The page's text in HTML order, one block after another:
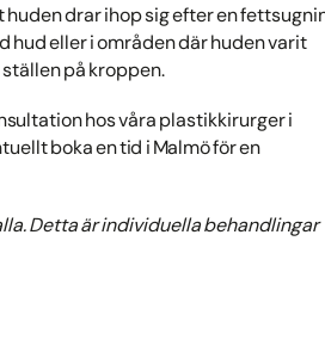
drar ihop sig efter en
eller i områden där huden varit
på kroppen.
hos våra plastikkirurger i
boka en tid i Malmö för en
Detta är individuella behandlingar